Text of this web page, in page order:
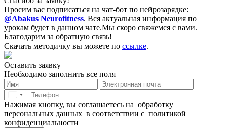
Просим вас подписаться на чат-бот по нейрозарядке:
@Abakus Neurofitness. Вся актуальная информация по
урокам будет в данном чате.Мы скоро свяжемся с вами.
Благодарим за обратную связь!
Скачать методичку вы можете по ссылке.
Оставить заявку
Необходимо заполнить все поля
Нажимая кнопку, вы соглашаетесь на обработку
персональных данных в соответствии с политикой
конфиденциальности